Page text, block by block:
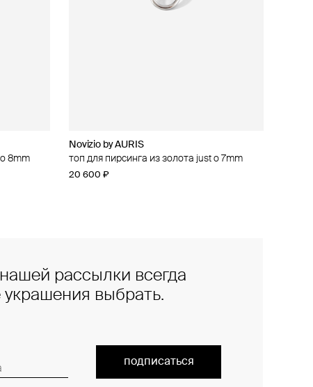
8mm
Novizio by AURIS
топ для пирсинга из золота just o 7mm
20 600 ₽
рассылки всегда
украшения выбрать.
подписаться